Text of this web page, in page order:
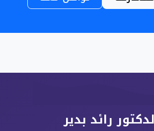
رائد بدير